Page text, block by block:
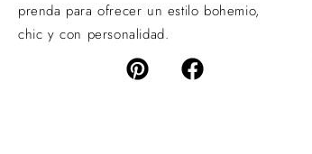
prenda para ofrecer un estilo bohemio,
chic y con personalidad.